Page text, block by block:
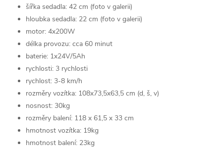
šířka sedadla: 42 cm (foto v galerii)
hloubka sedadla: 22 cm (foto v galerii)
motor: 4x200W
délka provozu: cca 60 minut
baterie: 1x24V/5Ah
rychlosti: 3 rychlosti
rychlost: 3-8 km/h
rozměry vozítka: 108x73,5x63,5 cm (d, š, v)
nosnost: 30kg
rozměry balení: 118 x 61,5 x 33 cm
hmotnost vozítka: 19kg
hmotnost balení: 23kg